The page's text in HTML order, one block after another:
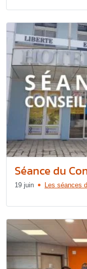
Séance du
19 juin Les séances